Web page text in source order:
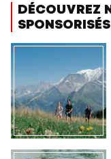
DÉCOUVREZ
SPONSORISÉS